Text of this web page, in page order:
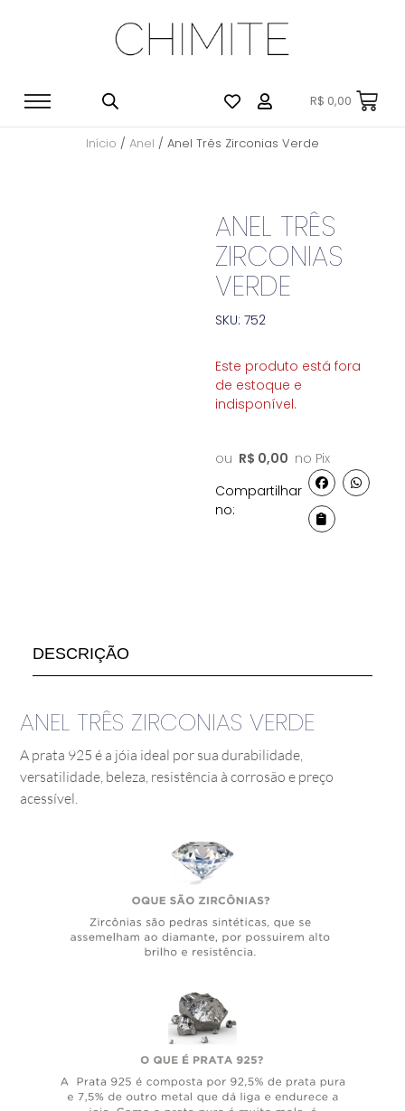
R$ 0,00
Início / Anel / Anel Três Zirconias Verde
ANEL TRÊS
ZIRCONIAS
VERDE
SKU: 752
Este produto está fora
de estoque e
indisponível.
ou R$ 0,00 no Pix
Compartilhar
no:
DESCRIÇÃO
ANEL TRÊS ZIRCONIAS VERDE
A prata 925 é a jóia ideal por sua durabilidade,
versatilidade, beleza, resistência à corrosão e preço
acessível.